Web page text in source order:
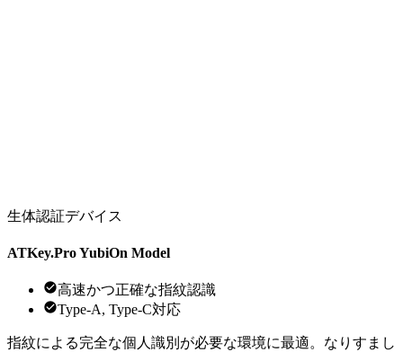
生体認証デバイス
ATKey.Pro YubiOn Model
高速かつ正確な指紋認識
Type-A, Type-C対応
指紋による完全な個人識別が必要な環境に最適。なりすまし